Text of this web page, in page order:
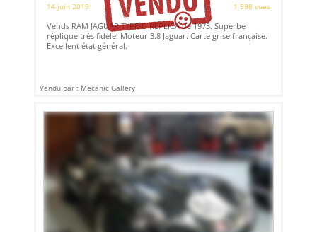
14 juin 2019
1 598 vues
Vends RAM JAGUAR TYPE-D REPLICA de 1973. Superbe
réplique très fidèle. Moteur 3.8 Jaguar. Carte grise française.
Excellent état général.
Vendu par : Mecanic Gallery